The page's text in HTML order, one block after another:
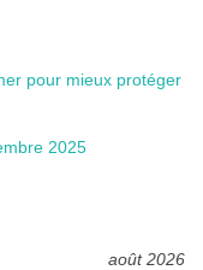
pour mieux protéger
2025
août 2026